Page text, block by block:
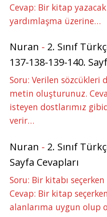
Cevap: Bir kitap
yardımlaşma üzerine…
Nuran - 2. Sınıf
137-138-139-140.
Soru: Verilen sözcükleri
metin oluşturunuz.
isteyen dostlarımız
verir…
Nuran - 2. Sınıf
Sayfa Cevapları
Soru: Bir kitabı
Cevap: Bir kitap
alanlarıma uygun olup